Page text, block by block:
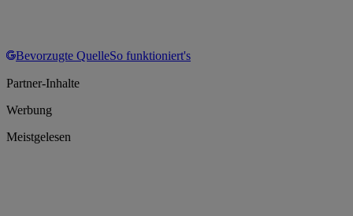
Bevorzugte QuelleSo funktioniert's
Partner-Inhalte
Werbung
Meistgelesen